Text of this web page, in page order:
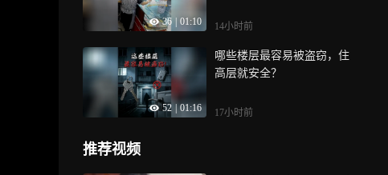
36 01:10 14小时前
52 01:16
哪些楼层最容易被盗窃，住
高层就安全？
17小时前
推荐视频